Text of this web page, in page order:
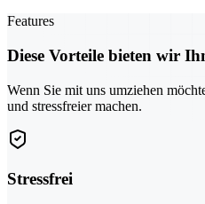
Features
Diese Vorteile bieten wir
Wenn Sie mit uns umziehen
und stressfreier machen.
Stressfrei